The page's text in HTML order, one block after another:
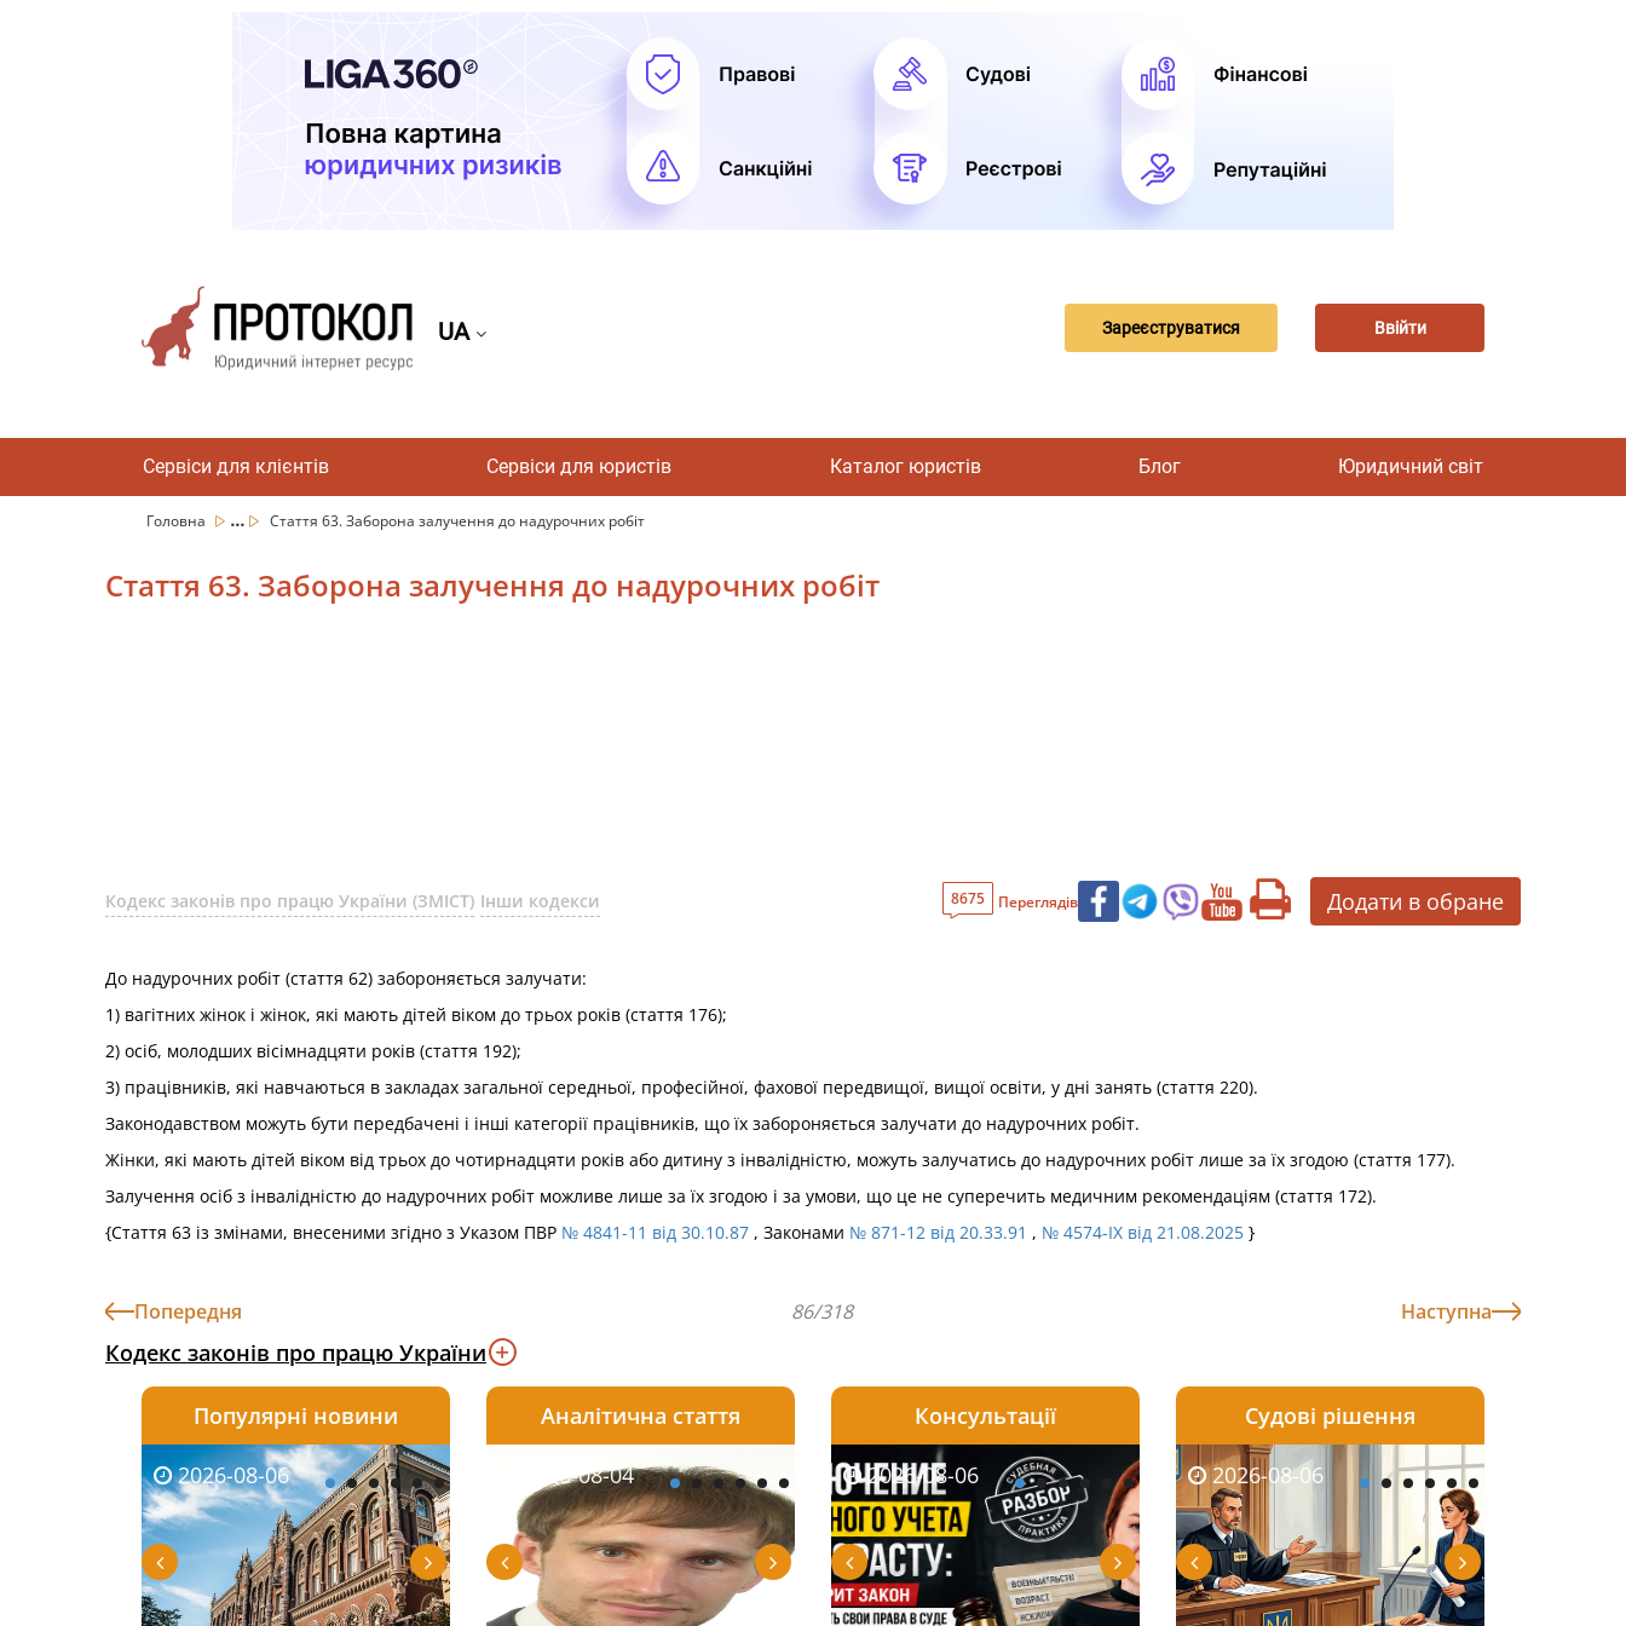
UA Зареєструватися Ввійти
Сервіси для клієнтів Сервіси для юристів Каталог юристів Блог Юридичний світ
Головна ... Стаття 63. Заборона залучення до надурочних робіт
Стаття 63. Заборона залучення до надурочних робіт
Кодекс законів про працю України (ЗМІСТ) Інши кодекси 8675 Переглядів Додати в обране
До надурочних робіт (стаття 62) забороняється залучати:
1) вагітних жінок і жінок, які мають дітей віком до трьох років (стаття 176);
2) осіб, молодших вісімнадцяти років (стаття 192);
3) працівників, які навчаються в закладах загальної середньої, професійної, фахової передвищої, вищої освіти, у дні занять (стаття 220).
Законодавством можуть бути передбачені і інші категорії працівників, що їх забороняється залучати до надурочних робіт.
Жінки, які мають дітей віком від трьох до чотирнадцяти років або дитину з інвалідністю, можуть залучатись до надурочних робіт лише за їх згодою (стаття 177).
Залучення осіб з інвалідністю до надурочних робіт можливе лише за їх згодою і за умови, що це не суперечить медичним рекомендаціям (стаття 172).
{Стаття 63 із змінами, внесеними згідно з Указом ПВР № 4841-11 від 30.10.87 , Законами № 871-12 від 20.33.91 , № 4574-IX від 21.08.2025 }
Попередня 86/318 Наступна
Кодекс законів про працю України
Популярні новини
2026-08-06 2026-08-06 2026-08-06 2026-08-05 2026-08-05
Аналітична стаття
2026-08-03 2026-08-04 2026-08-04 2026-08-03 2026-08-03
Консультації
2026-08-05 2026-08-06 2026-08-06 2026-08-06
Судові рішення
2026-07-30 2026-08-06